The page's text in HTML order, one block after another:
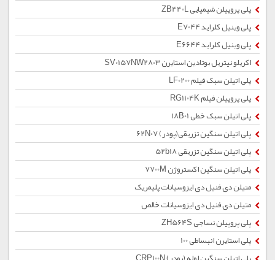
پلی پروپیلن شیمیایی ZB440L
پلی وینیل کلراید E7044
پلی وینیل کلراید E6644
اکریلو نیتریل بوتادین استایرن SV0157NW2803
پلی اتیلن سبک فیلم LF0200
پلی پروپیلن فیلم RG1104K
پلی اتیلن سبک خطی 18B01
پلی اتیلن سنگین تزریقی(پودر) 62N07
پلی اتیلن سنگین تزریقی 52b18
پلی اتیلن سنگین اکستروژن 7700M
متیلن دی فنیل دی ایزوسیانات پلیمریک
متیلن دی فنیل دی ایزوسیانات خالص
پلی پروپیلن نساجی ZH564S
پلی استایرن انبساطی 100